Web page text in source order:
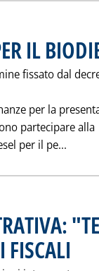
IL
fissato dal
per la
partecipare alla
per il pe...
FISCALI